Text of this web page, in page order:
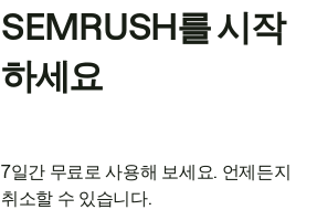
SEMRUSH를 시작
하세요
7일간 무료로 사용해 보세요. 언제든지
취소할 수 있습니다.